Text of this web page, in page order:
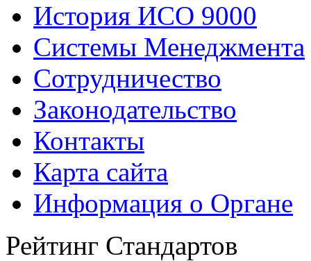
История ИСО 9000
Системы Менеджмента
Сотрудничество
Законодательство
Контакты
Карта сайта
Информация о Органе
Рейтинг Стандартов